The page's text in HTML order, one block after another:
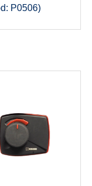
P0506)